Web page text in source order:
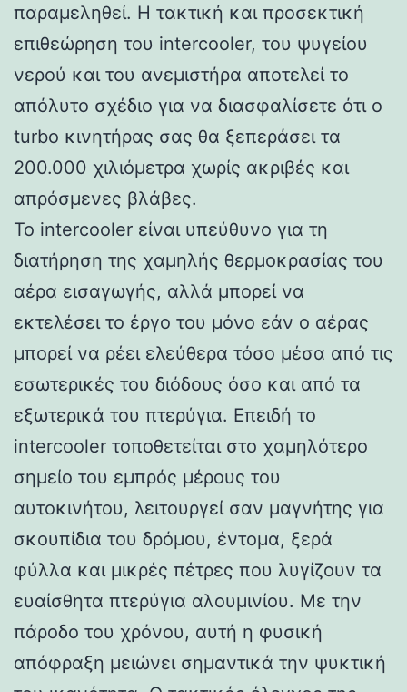
παραμεληθεί. Η τακτική και προσεκτική
επιθεώρηση του intercooler, του ψυγείου
νερού και του ανεμιστήρα αποτελεί το
απόλυτο σχέδιο για να διασφαλίσετε ότι ο
turbo κινητήρας σας θα ξεπεράσει τα
200.000 χιλιόμετρα χωρίς ακριβές και
απρόσμενες βλάβες.
Το intercooler είναι υπεύθυνο για τη
διατήρηση της χαμηλής θερμοκρασίας του
αέρα εισαγωγής, αλλά μπορεί να
εκτελέσει το έργο του μόνο εάν ο αέρας
μπορεί να ρέει ελεύθερα τόσο μέσα από τις
εσωτερικές του διόδους όσο και από τα
εξωτερικά του πτερύγια. Επειδή το
intercooler τοποθετείται στο χαμηλότερο
σημείο του εμπρός μέρους του
αυτοκινήτου, λειτουργεί σαν μαγνήτης για
σκουπίδια του δρόμου, έντομα, ξερά
φύλλα και μικρές πέτρες που λυγίζουν τα
ευαίσθητα πτερύγια αλουμινίου. Με την
πάροδο του χρόνου, αυτή η φυσική
απόφραξη μειώνει σημαντικά την ψυκτική